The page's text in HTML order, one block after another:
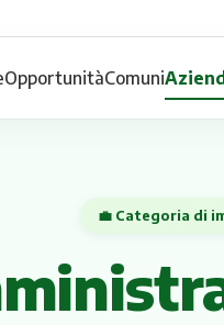
OpportunitàComuni
💼 Categoria di